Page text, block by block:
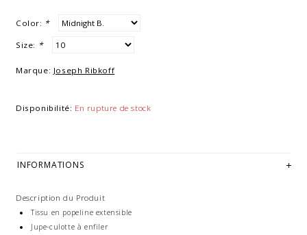
Color: *
Size: *
Marque: Joseph Ribkoff
Disponibilité: En rupture de stock
INFORMATIONS
Description du Produit
Tissu en popeline extensible
Jupe-culotte à enfiler